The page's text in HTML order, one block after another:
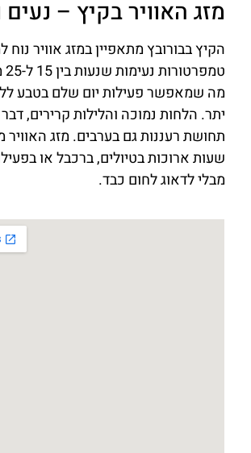
מזג האוויר בקיץ – נעים
הקיץ בבורובץ מתאפיין במזג אוויר נוח
מה שמאפשר פעילות יום שלם בטבע
יתר. הלחות נמוכה והלילות קרירים,
תחושת רעננות גם בערבים. מזג
שעות ארוכות בטיולים, ברכבל או
מבלי לדאוג לחום כבד.